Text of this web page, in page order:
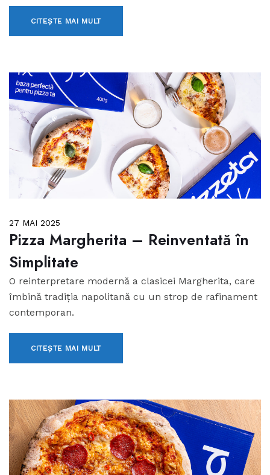
CITEȘTE MAI MULT
27 MAI 2025
Pizza Margherita – Reinventată în
Simplitate
O reinterpretare modernă a clasicei Margherita, care
îmbină tradiția napolitană cu un strop de rafinament
contemporan.
CITEȘTE MAI MULT